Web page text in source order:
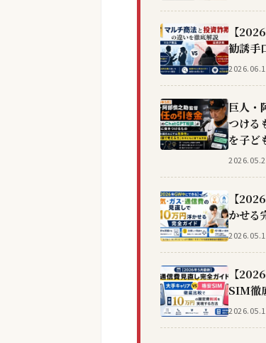
【
勧誘手
巨人・
つける
を子ど
【
かせる
【
SIM徹